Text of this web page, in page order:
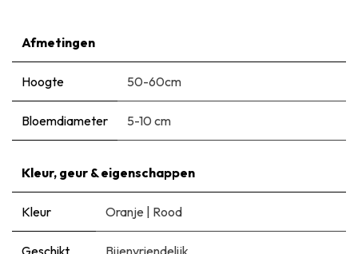
Afmetingen
Hoogte 50-60cm
Bloemdiameter 5-10 cm
Kleur, geur & eigenschappen
Kleur Oranje Rood